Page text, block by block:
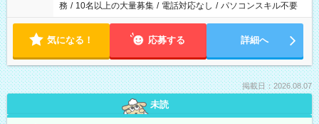
務 / 10名以上の大量募集 / 電話対応なし / パソコンスキル不要
気になる！ 応募する 詳細へ
掲載日：2026.08.07
未読